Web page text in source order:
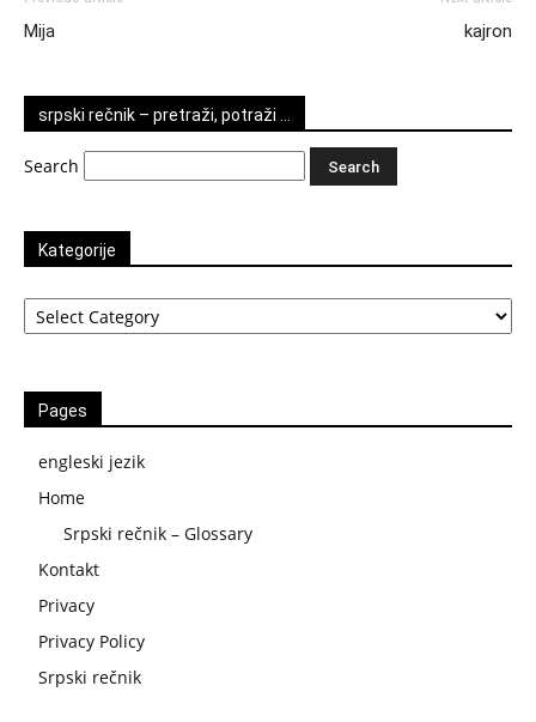
Mija kajron
srpski rečnik – pretraži, potraži …
Search
Kategorije
Kategorije
Pages
engleski jezik
Home
Srpski rečnik – Glossary
Kontakt
Privacy
Privacy Policy
Srpski rečnik